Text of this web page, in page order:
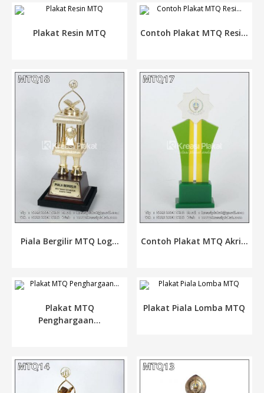
Plakat Resin MTQ Contoh Plakat MTQ Resi...
Piala Bergilir MTQ Log... Contoh Plakat MTQ Akri...
Plakat MTQ
Penghargaan...
Plakat Piala Lomba MTQ